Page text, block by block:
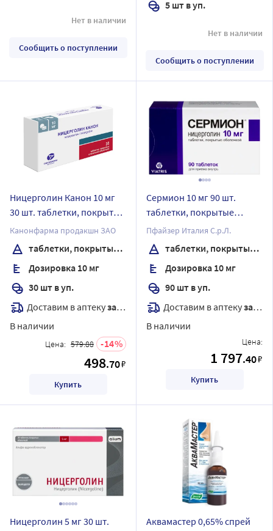
Нет в наличии
Сообщить о поступлении
5 шт в уп.
Нет в наличии
Сообщить о поступлении
Ницерголин Канон 10 мг
30 шт. таблетки, покрытые
пленочной оболочкой
Канонфарма продакшн ЗАО
таблетки, покрытые пленочной оболочкой
Дозировка 10 мг
30 шт в уп.
Доставим в аптекузавтра
В наличии
Цена: 579.88 14
498.70₽
Купить
Сермион 10 мг 90 шт.
таблетки, покрытые
оболочкой
Пфайзер Италия С.р.Л.
таблетки, покрытые оболочкой
Дозировка 10 мг
90 шт в уп.
Доставим в аптекузавтра
В наличии
Цена:
1 797.40₽
Купить
Ницерголин 5 мг 30 шт.
Аквамастер 0,65% спрей